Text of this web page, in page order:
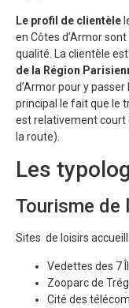
Le profil de clientèle
en Côtes d’Armor sont
qualité. La clientèle
de la Région
d’Armor pour y
principal le fait que le
est relativement court
la route).
Les
Tourisme de
Sites de loisirs
Vedettes des 7
Zooparc de
Cité des